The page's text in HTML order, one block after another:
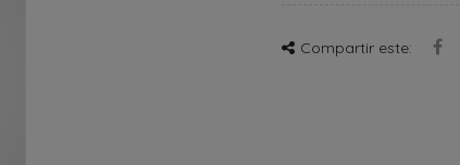
Compartir este: